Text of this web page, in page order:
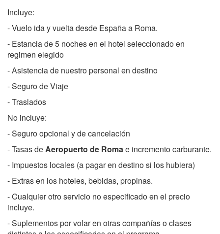
Incluye:
- Vuelo ida y vuelta desde España a Roma.
- Estancia de 5 noches en el hotel seleccionado en
regimen elegido
- Asistencia de nuestro personal en destino
- Seguro de Viaje
- Traslados
No incluye:
- Seguro opcional y de cancelación
- Tasas deAeropuerto de Romae incremento carburante.
- Impuestos locales (a pagar en destino si los hubiera)
- Extras en los hoteles, bebidas, propinas.
- Cualquier otro servicio no especificado en el precio
incluye.
- Suplementos por volar en otras compañías o clases